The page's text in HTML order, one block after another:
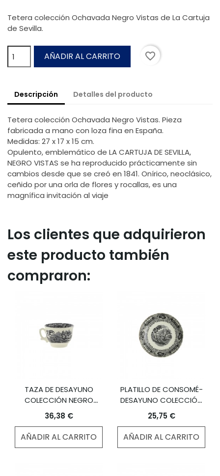
Tetera colección Ochavada Negro Vistas de La Cartuja
de Sevilla.
AÑADIR AL CARRITO favorite_border
Descripción Detalles del producto
Tetera colección Ochavada Negro Vistas. Pieza
fabricada a mano con loza fina en España.
Medidas: 27 x 17 x 15 cm.
Opulento, emblemático de LA CARTUJA DE SEVILLA,
NEGRO VISTAS se ha reproducido prácticamente sin
cambios desde que se creó en 1841. Onírico, neoclásico,
ceñido por una orla de flores y rocallas, es una
magnífica invitación al viaje
Los clientes que adquirieron
este producto también
compraron:
TAZA DE DESAYUNO
COLECCIÓN NEGRO
VISTAS
36,38 €
AÑADIR AL CARRITO
PLATILLO DE CONSOMÉ-
DESAYUNO COLECCIÓN
NEGRO VISTAS
25,75 €
AÑADIR AL CARRITO